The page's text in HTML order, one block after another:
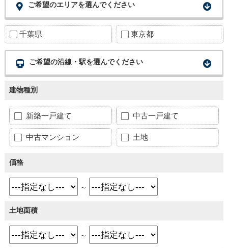
ご希望のエリアを選んでください
千葉県 東京都
ご希望の沿線・駅を選んでください
建物種別
新築一戸建て 中古一戸建て
中古マンション 土地
価格
～
土地面積
～